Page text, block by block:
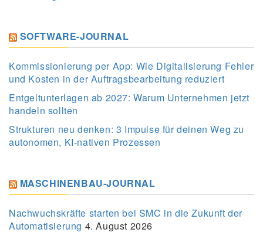
SOFTWARE-JOURNAL
Kommissionierung per App: Wie Digitalisierung Fehler
und Kosten in der Auftragsbearbeitung reduziert
Entgeltunterlagen ab 2027: Warum Unternehmen jetzt
handeln sollten
Strukturen neu denken: 3 Impulse für deinen Weg zu
autonomen, KI-nativen Prozessen
MASCHINENBAU-JOURNAL
Nachwuchskräfte starten bei SMC in die Zukunft der
Automatisierung 4. August 2026